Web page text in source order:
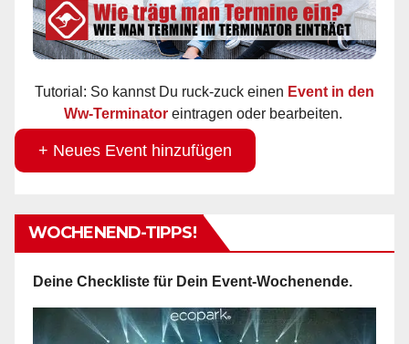
Tutorial: So kannst Du ruck-zuck einen Event in den
Ww-Terminator eintragen oder bearbeiten.
+ Neues Event hinzufügen
WOCHENEND-TIPPS!
Deine Checkliste für Dein Event-Wochenende.